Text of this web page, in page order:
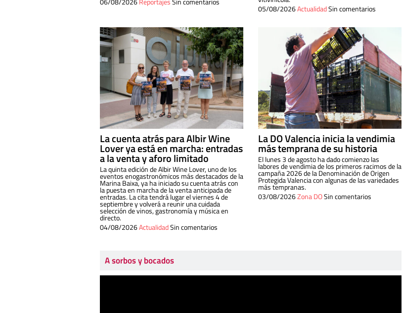
05/08/2026ActualidadSin comentarios
La cuenta atrás para Albir Wine
Lover ya está en marcha: entradas
a la venta y aforo limitado
La quinta edición de Albir Wine Lover, uno de los
eventos enogastronómicos más destacados de la
Marina Baixa, ya ha iniciado su cuenta atrás con
la puesta en marcha de la venta anticipada de
entradas. La cita tendrá lugar el viernes 4 de
septiembre y volverá a reunir una cuidada
selección de vinos, gastronomía y música en
directo.
04/08/2026ActualidadSin comentarios
La DO Valencia inicia la vendimia
más temprana de su historia
El lunes 3 de agosto ha dado comienzo las
labores de vendimia de los primeros racimos de la
campaña 2026 de la Denominación de Origen
Protegida Valencia con algunas de las variedades
más tempranas.
03/08/2026Zona DOSin comentarios
A sorbos y bocados